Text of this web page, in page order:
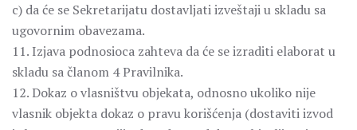
c) da će se Sekretarijatu dostavljati izveštaji u skladu sa
ugovornim obavezama.
11. Izjava podnosioca zahteva da će se izraditi elaborat u
skladu sa članom 4 Pravilnika.
12. Dokaz o vlasništvu objekata, odnosno ukoliko nije
vlasnik objekta dokaz o pravu korišćenja (dostaviti izvod